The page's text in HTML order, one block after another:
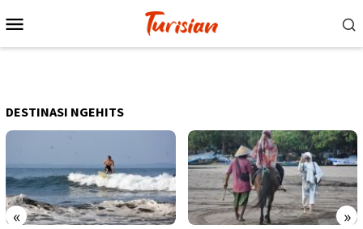
ke
Mobile
DESTINASI NGEHITS
« »